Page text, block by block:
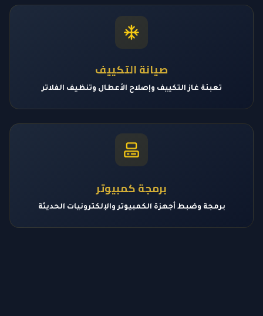
صيانة التكييف
تعبئة غاز التكييف وإصلاح الأعطال وتنظيف الفلاتر
برمجة كمبيوتر
برمجة وضبط أجهزة الكمبيوتر والإلكترونيات الحديثة